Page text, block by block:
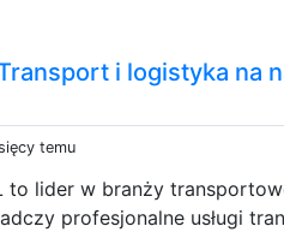
i logistyka na
temu
to lider w branży
profesjonalne usługi